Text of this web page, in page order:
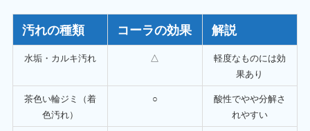
汚れの種類 コーラの効果 解説
水垢・カルキ汚れ △
軽度なものには効
果あり
茶色い輪ジミ（着
色汚れ）
○
酸性でやや分解さ
れやすい